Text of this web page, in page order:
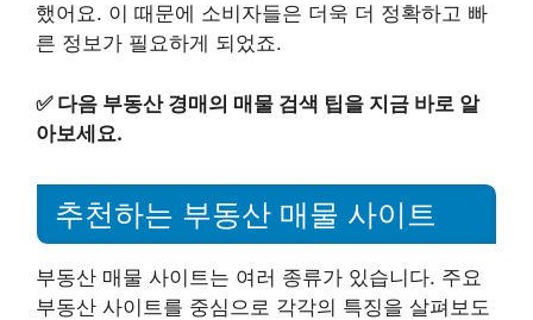
했어요. 이 때문에 소비자들은 더욱 더 정확하고 빠
른 정보가 필요하게 되었죠.
✅ 다음 부동산 경매의 매물 검색 팁을 지금 바로 알
아보세요.
추천하는 부동산 매물 사이트
부동산 매물 사이트는 여러 종류가 있습니다. 주요
부동산 사이트를 중심으로 각각의 특징을 살펴보도